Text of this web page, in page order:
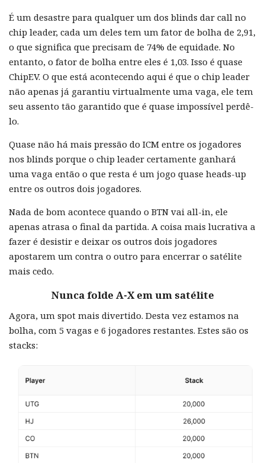
É um desastre para qualquer um dos blinds dar call no
chip leader, cada um deles tem um fator de bolha de 2,91,
o que significa que precisam de 74% de equidade. No
entanto, o fator de bolha entre eles é 1,03. Isso é quase
ChipEV. O que está acontecendo aqui é que o chip leader
não apenas já garantiu virtualmente uma vaga, ele tem
seu assento tão garantido que é quase impossível perdê-
lo.
Quase não há mais pressão do ICM entre os jogadores
nos blinds porque o chip leader certamente ganhará
uma vaga então o que resta é um jogo quase heads-up
entre os outros dois jogadores.
Nada de bom acontece quando o BTN vai all-in, ele
apenas atrasa o final da partida. A coisa mais lucrativa a
fazer é desistir e deixar os outros dois jogadores
apostarem um contra o outro para encerrar o satélite
mais cedo.
Nunca folde A-X em um satélite
Agora, um spot mais divertido. Desta vez estamos na
bolha, com 5 vagas e 6 jogadores restantes. Estes são os
stacks: